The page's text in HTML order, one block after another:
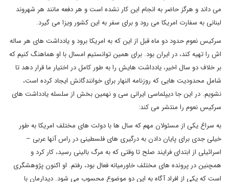
می داند و هرگز حاضر به انجام این کار نشده است و هر دفعه مانند هر شهروند
لبنانی به سفارت امریکا می رود و برای سفر به این کشور ویزا می گیرد.
سرکیس نعوم حدود دو ماه قبل از این که به امریکا برود و یادداشت های هر ساله
اش را تهیه کند، در ایران بود. برای همین توانستیم امسال با او هماهنگ کنیم که
بر خلاف دو سال اخیر، یادداشت هایش را به طور کامل در اختیار ما قرار دهد تا
شامل محدودیت هایی که روزنامه النهار برای خوانندگانش ایجاد کرده است،
نشویم. در این جا دیپلماسی ایرانی سی و نهمین بخش از سلسله یادداشت های
سرکیس نعوم را منتشر می کند:
به سراغ یکی از مسئولان مهم که سال ها با دولت های مختلف امریکا به طور
خیلی جدی برای پایان دادن به درگیری های فلسطینی در راس آنها عربی –
اسرائیلی از ابتدای فرایند صلح تا وقتی که به مرگ بالینی رسید، کار کرد و
همچنین در پرونده های مختلف خاورمیانه فعال بود، رفتم. او اکنون پژوهشگری
است که یکی از افراد آگاه به این دو موضوع محسوب می شود. دیدارمان با